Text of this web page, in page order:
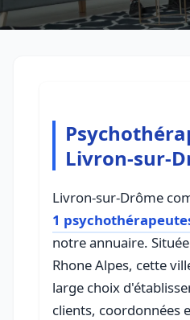
Livron-sur-
Livron-sur-Drôme
1
notre annuaire.
Rhone Alpes, cette
large choix
clients, coordonnées